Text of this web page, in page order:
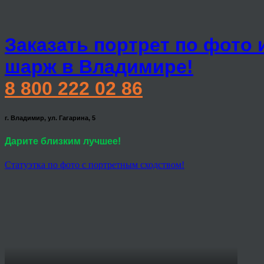
Заказать портрет по фото
шарж в Владимире!
8 800 222 02 86
г. Владимир, ул. Гагарина, 5
Дарите близким лучшее!
Статуэтка по фото с портретным сходством!